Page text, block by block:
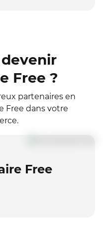
Free ?
partenaires en
Free dans votre
Free